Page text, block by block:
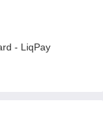
- LiqPay